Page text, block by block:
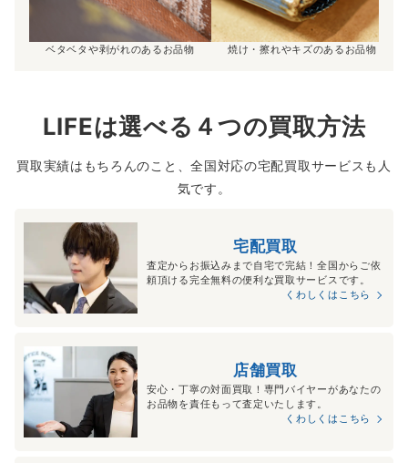
ベタベタや剥がれのあるお品物 焼け・擦れやキズのあるお品物
LIFEは選べる４つの買取方法
買取実績はもちろんのこと、全国対応の宅配買取サービスも人
気です。
宅配買取
査定からお振込みまで自宅で完結！全国からご依
頼頂ける完全無料の便利な買取サービスです。
くわしくはこちら
店舗買取
安心・丁寧の対面買取！専門バイヤーがあなたの
お品物を責任もって査定いたします。
くわしくはこちら